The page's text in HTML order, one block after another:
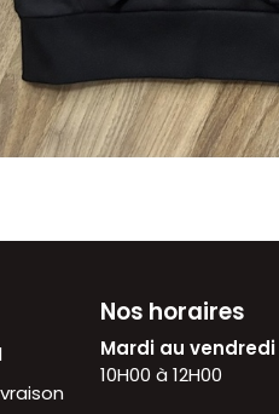
Nos horaires
Mardi au vendredi
10H00 à 12H00